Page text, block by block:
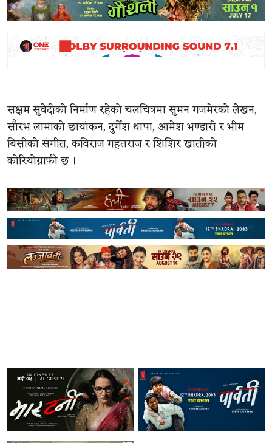
सक्षम सुवेदीको निर्माण रहेको चलचित्रमा सुमन गजमेरको लेखन,
सौरभ लामाको छायांकन, दुर्गेश थापा, आमेश भण्डारी र भीम
बिसीको संगीत, कविराज गहतराज र शिशिर खातीको
कोरियोग्राफी छ ।